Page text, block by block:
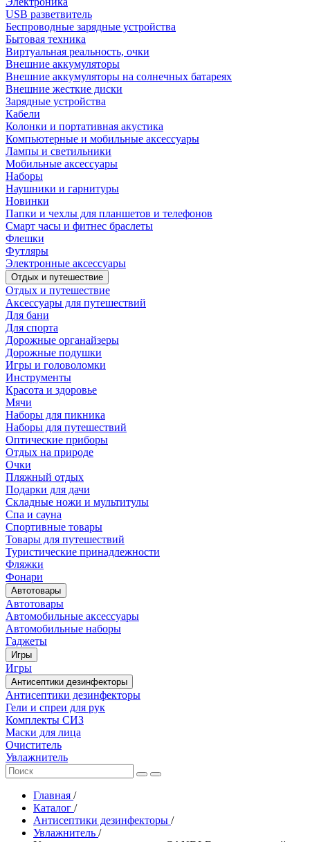
USB разветвитель
Беспроводные зарядные устройства
Бытовая техника
Виртуальная реальность, очки
Внешние аккумуляторы
Внешние аккумуляторы на солнечных батареях
Внешние жесткие диски
Зарядные устройства
Кабели
Колонки и портативная акустика
Компьютерные и мобильные аксессуары
Лампы и светильники
Мобильные аксессуары
Наборы
Наушники и гарнитуры
Новинки
Папки и чехлы для планшетов и телефонов
Смарт часы и фитнес браслеты
Флешки
Футляры
Электронные аксессуары
Отдых и путешествие
Отдых и путешествие
Аксессуары для путешествий
Для бани
Для спорта
Дорожные органайзеры
Дорожные подушки
Игры и головоломки
Инструменты
Красота и здоровье
Мячи
Наборы для пикника
Наборы для путешествий
Оптические приборы
Отдых на природе
Очки
Пляжный отдых
Подарки для дачи
Складные ножи и мультитулы
Спа и сауна
Спортивные товары
Товары для путешествий
Туристические принадлежности
Фляжки
Фонари
Автотовары
Автотовары
Автомобильные аксессуары
Автомобильные наборы
Гаджеты
Игры
Игры
Антисептики дезинфекторы
Антисептики дезинфекторы
Гели и спреи для рук
Комплекты СИЗ
Маски для лица
Очиститель
Увлажнитель
Главная /
Каталог /
Антисептики дезинфекторы /
Увлажнитель /